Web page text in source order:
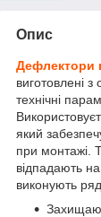
Опис
Дефлектори
виготовлені з
технічні
який
при монтажі.
відпадають
виконують